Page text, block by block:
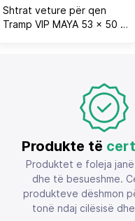
Shtrat veture për qen
Tramp VIP MAYA 53 × 50 ×
Produkte të
Produktet e foleja
dhe të besueshme.
produkteve dëshmon
tonë ndaj cilësisë